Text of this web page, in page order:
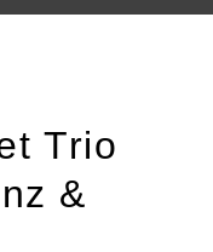
Trio
&